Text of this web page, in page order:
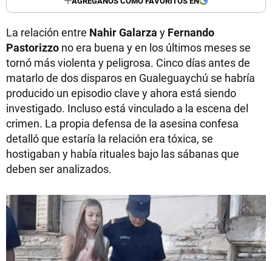
La relación entre Nahir Galarza y Fernando
Pastorizzo no era buena y en los últimos meses se
tornó más violenta y peligrosa. Cinco días antes de
matarlo de dos disparos en Gualeguaychú se habría
producido un episodio clave y ahora está siendo
investigado. Incluso está vinculado a la escena del
crimen. La propia defensa de la asesina confesa
detalló que estaría la relación era tóxica, se
hostigaban y había rituales bajo las sábanas que
deben ser analizados.